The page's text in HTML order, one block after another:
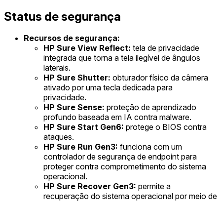
Status de segurança
Recursos de segurança:
HP Sure View Reflect: tela de privacidade
integrada que torna a tela ilegível de ângulos
laterais.
HP Sure Shutter: obturador físico da câmera
ativado por uma tecla dedicada para
privacidade.
HP Sure Sense: proteção de aprendizado
profundo baseada em IA contra malware.
HP Sure Start Gen6: protege o BIOS contra
ataques.
HP Sure Run Gen3: funciona com um
controlador de segurança de endpoint para
proteger contra comprometimento do sistema
operacional.
HP Sure Recover Gen3: permite a
recuperação do sistema operacional por meio de